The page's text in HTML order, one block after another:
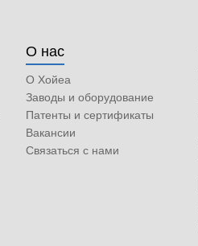
О нас
О Хойеа
Заводы и оборудование
Патенты и сертификаты
Вакансии
Связаться с нами